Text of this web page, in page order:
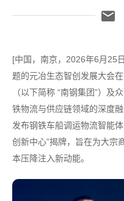
[中国，南京，2026年6月25
题的元冶生态智创发展大会
（以下简称 “南钢集团”）及
铁物流与供应链领域的深度
发布钢铁车船调运物流智能
创新中心”揭牌，旨在为大宗
本压降注入新动能。